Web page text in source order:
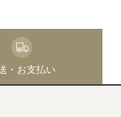
・お支払い